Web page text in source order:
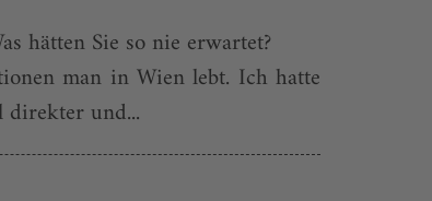
hätten Sie so nie erwartet?
man in Wien lebt. Ich hatte
und...